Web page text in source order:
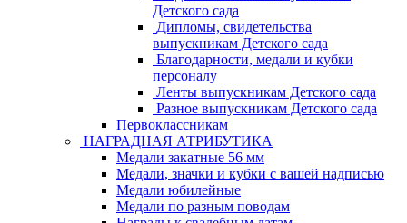
Детского сада
Дипломы, свидетельства
выпускникам Детского сада
Благодарности, медали и кубки
персоналу
Ленты выпускникам Детского сада
Разное выпускникам Детского сада
Первоклассникам
НАГРАДНАЯ АТРИБУТИКА
Медали закатные 56 мм
Медали, значки и кубки с вашей надписью
Медали юбилейные
Медали по разным поводам